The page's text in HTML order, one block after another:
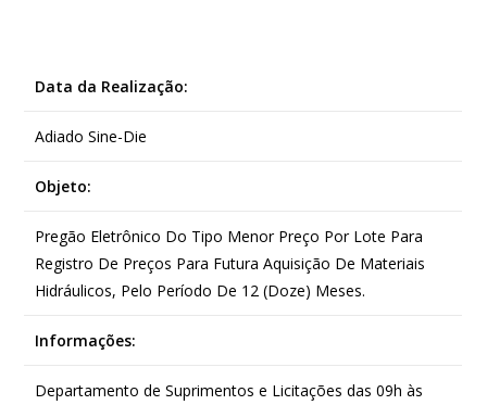
Data da Realização:
AdiadoSine-Die
Objeto:
Pregão Eletrônico Do Tipo Menor Preço Por Lote Para
Registro De Preços Para Futura Aquisição De Materiais
Hidráulicos, Pelo Período De 12 (Doze) Meses.
Informações:
Departamento de Suprimentos e Licitações das 09h às